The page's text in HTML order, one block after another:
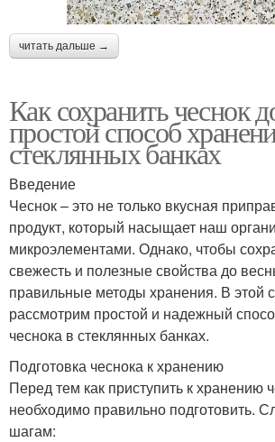
читать дальше →
Как сохранить чеснок
простой способ
стеклянных банках
Введение
Чеснок – это не только вкусная
продукт, который насыщает наш
микроэлементами. Однако, чтобы
свежесть и полезные свойства до
правильные методы хранения. В этой
рассмотрим простой и надежный
чеснока в стеклянных банках.
Подготовка чеснока к хранению
Перед тем как приступить к хранению
необходимо правильно подготовить.
шагам: